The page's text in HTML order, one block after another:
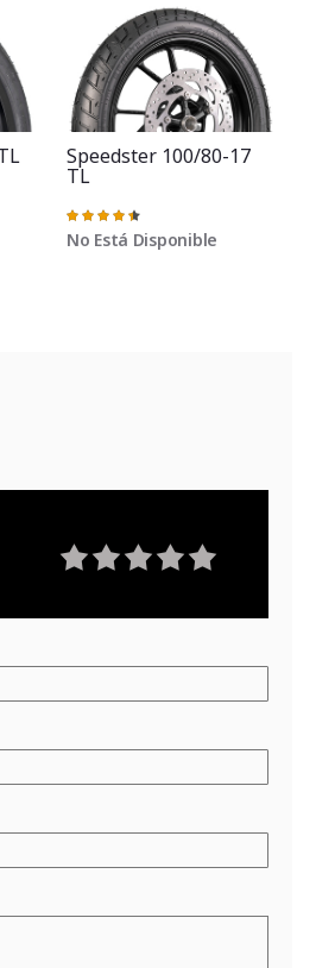
Speedster 100/80-17
TL
Valoración:
91%
No Está Disponible